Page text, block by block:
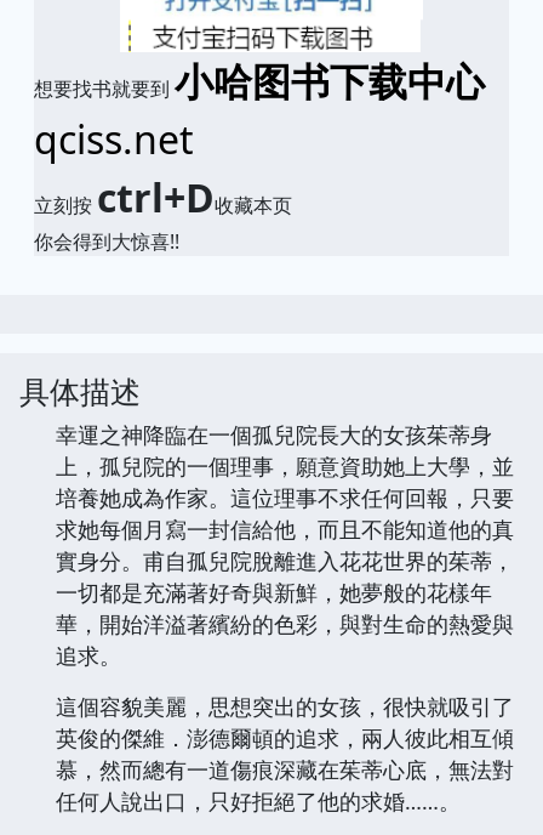
想要找书就要到 小哈图书下载中心
qciss.net
立刻按 ctrl+D收藏本页
你会得到大惊喜!!
具体描述
幸運之神降臨在一個孤兒院長大的女孩茱蒂身
上，孤兒院的一個理事，願意資助她上大學，並
培養她成為作家。這位理事不求任何回報，只要
求她每個月寫一封信給他，而且不能知道他的真
實身分。甫自孤兒院脫離進入花花世界的茱蒂，
一切都是充滿著好奇與新鮮，她夢般的花樣年
華，開始洋溢著繽紛的色彩，與對生命的熱愛與
追求。
這個容貌美麗，思想突出的女孩，很快就吸引了
英俊的傑維．澎德爾頓的追求，兩人彼此相互傾
慕，然而總有一道傷痕深藏在茱蒂心底，無法對
任何人說出口，只好拒絕了他的求婚……。